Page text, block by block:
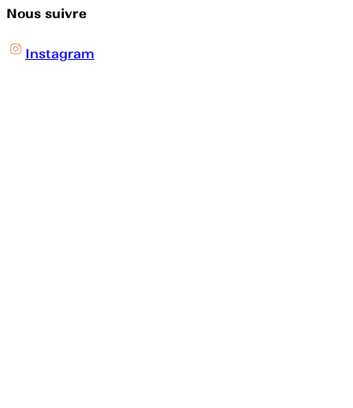
Nous suivre
Instagram